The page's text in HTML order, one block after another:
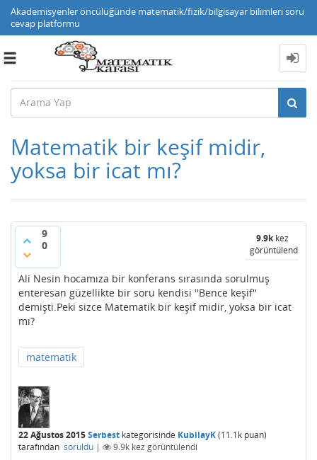
Akademisyenler öncülüğünde matematik/fizik/bilgisayar bilimleri soru
cevap platformu
Toggle
Matematik bir keşif midir,
yoksa bir icat mı?
9
0
9.9kkez
görüntülendi
Ali Nesin hocamıza bir konferans sırasında sorulmuş
enteresan güzellikte bir soru kendisi ''Bence keşif''
demişti.Peki sizce Matematik bir keşif midir, yoksa bir icat
mı?
matematik
22 Ağustos 2015Serbest kategorisinde KubilayK(11.1k puan)
tarafından soruldu | 9.9k kez görüntülendi